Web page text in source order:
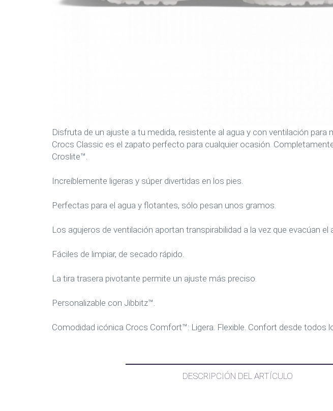
Disfruta de un ajuste a tu medida, resistente al agua y con ventilación para
Crocs Classic es el zapato perfecto para cualquier ocasión.
Croslite™.
Increíblemente ligeras y súper divertidas en los pies.
Perfectas para el agua y flotantes, sólo pesan unos gramos.
Los agujeros de ventilación aportan transpirabilidad a la vez que evacúan el
Fáciles de limpiar, de secado rápido.
La tira trasera pivotante permite un ajuste más preciso.
Personalizable con Jibbitz™.
Comodidad icónica Crocs Comfort™: Ligera. Flexible. Confort desde todos
DESCRIPCIÓN DEL ARTÍCULO